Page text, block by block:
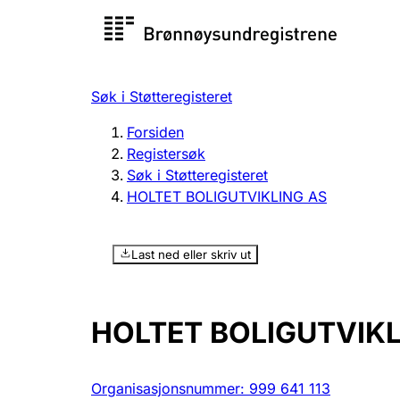
Registersøk
Registrere, endre, slette
Søk i Støtteregisteret
Forsiden
Registersøk
Søk i Støtteregisteret
HOLTET BOLIGUTVIKLING AS
Last ned eller skriv ut
HOLTET
Organisasjonsnummer: 999 641 113